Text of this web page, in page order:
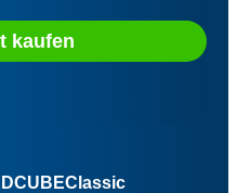
kaufen